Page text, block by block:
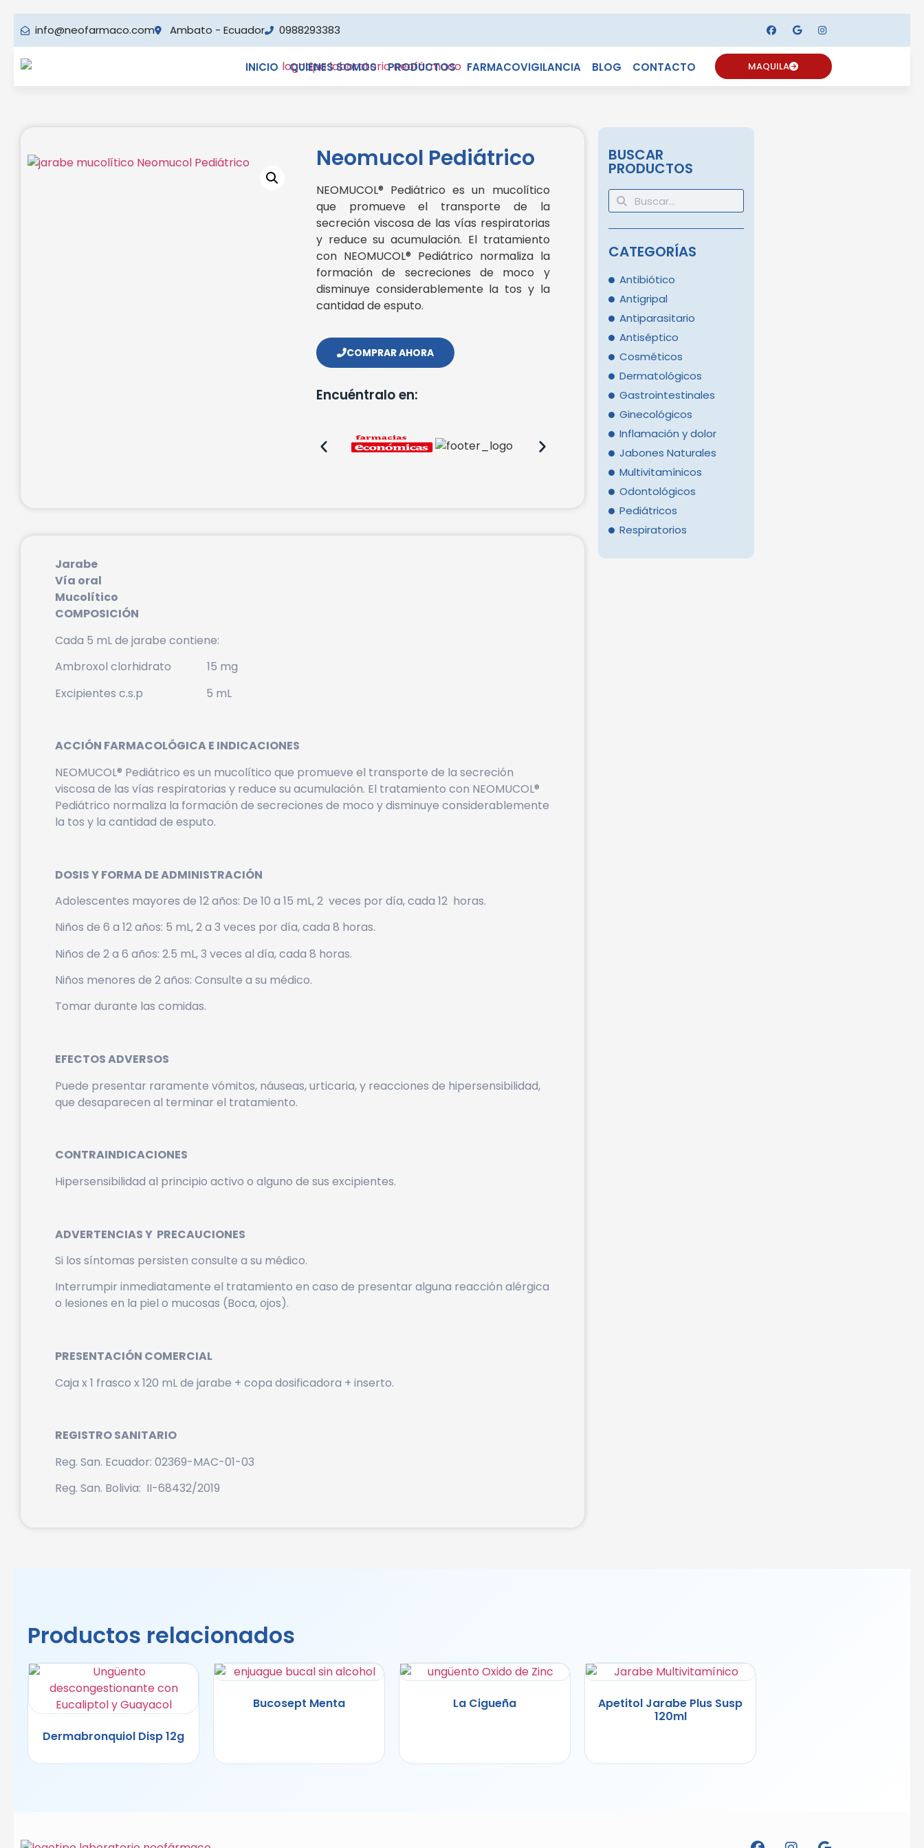
info@neofarmaco.com Ambato - Ecuador 0988293383
INICIO QUIENES SOMOS PRODUCTOS FARMACOVIGILANCIA BLOG CONTACTO MAQUILA
Neomucol Pediátrico
NEOMUCOL® Pediátrico es un mucolítico
que promueve el transporte de la
secreción viscosa de las vías respiratorias
y reduce su acumulación. El tratamiento
con NEOMUCOL® Pediátrico normaliza la
formación de secreciones de moco y
disminuye considerablemente la tos y la
cantidad de esputo.
COMPRAR AHORA
Encuéntralo en:
Jarabe
Vía oral
Mucolítico
COMPOSICIÓN
Cada 5 mL de jarabe contiene:
Ambroxol clorhidrato 15 mg
Excipientes c.s.p 5 mL
ACCIÓN FARMACOLÓGICA E INDICACIONES
NEOMUCOL® Pediátrico es un mucolítico que promueve el transporte de la secreción
viscosa de las vías respiratorias y reduce su acumulación. El tratamiento con NEOMUCOL®
Pediátrico normaliza la formación de secreciones de moco y disminuye considerablemente
la tos y la cantidad de esputo.
DOSIS Y FORMA DE ADMINISTRACIÓN
Adolescentes mayores de 12 años: De 10 a 15 mL, 2 veces por día, cada 12 horas.
Niños de 6 a 12 años: 5 mL, 2 a 3 veces por día, cada 8 horas.
Niños de 2 a 6 años: 2.5 mL, 3 veces al día, cada 8 horas.
Niños menores de 2 años: Consulte a su médico.
Tomar durante las comidas.
EFECTOS ADVERSOS
Puede presentar raramente vómitos, náuseas, urticaria, y reacciones de hipersensibilidad,
que desaparecen al terminar el tratamiento.
CONTRAINDICACIONES
Hipersensibilidad al principio activo o alguno de sus excipientes.
ADVERTENCIAS Y PRECAUCIONES
Si los síntomas persisten consulte a su médico.
Interrumpir inmediatamente el tratamiento en caso de presentar alguna reacción alérgica
o lesiones en la piel o mucosas (Boca, ojos).
PRESENTACIÓN COMERCIAL
Caja x 1 frasco x 120 mL de jarabe + copa dosificadora + inserto.
REGISTRO SANITARIO
Reg. San. Ecuador: 02369-MAC-01-03
Reg. San. Bolivia: II-68432/2019
BUSCAR
PRODUCTOS
CATEGORÍAS
Antibiótico
Antigripal
Antiparasitario
Antiséptico
Cosméticos
Dermatológicos
Gastrointestinales
Ginecológicos
Inflamación y dolor
Jabones Naturales
Multivitamínicos
Odontológicos
Pediátricos
Respiratorios
Productos relacionados
Dermabronquiol Disp 12g
Bucosept Menta La Cigueña
Apetitol Jarabe Plus Susp
120ml